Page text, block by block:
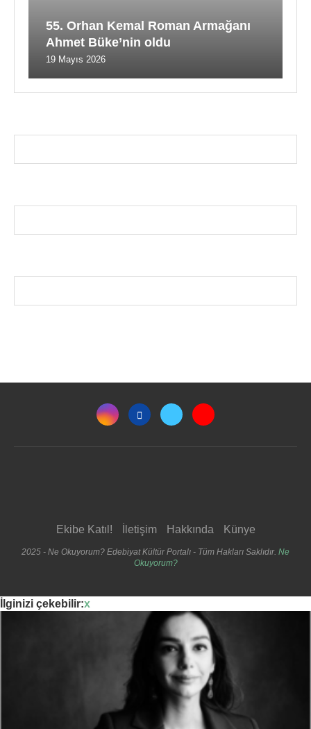
55. Orhan Kemal Roman Armağanı
Ahmet Büke’nin oldu
19 Mayıs 2026
Ekibe Katıl! İletişim Hakkında Künye
2025 - Ne Okuyorum? Edebiyat Kültür Portalı - Tüm Hakları Saklıdır. Ne
Okuyorum?
İlginizi çekebilir:x